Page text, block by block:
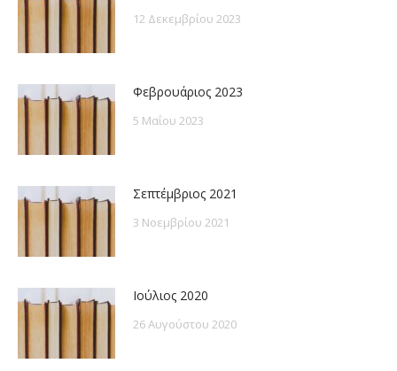
12 Δεκεμβρίου 2023
Φεβρουάριος 2023
5 Μαΐου 2023
Σεπτέμβριος 2021
3 Νοεμβρίου 2021
Ιούλιος 2020
26 Αυγούστου 2020